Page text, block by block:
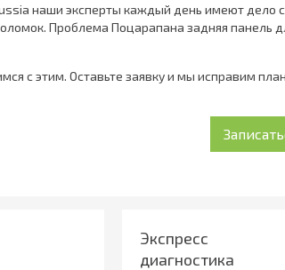
наши эксперты каждый день имеют дело
Проблема Поцарапана задняя панель
с этим. Оставьте заявку и мы исправим
Экспресс
диагностика